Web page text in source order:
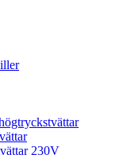
230V